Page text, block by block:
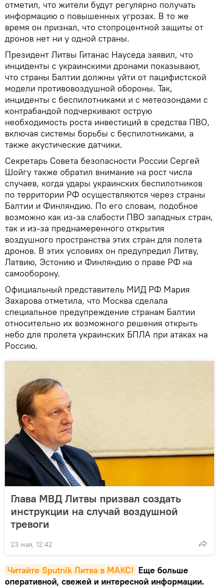
отметил, что жители будут регулярно получать
информацию о повышенных угрозах. В то же
время он признал, что стопроцентной защиты от
дронов нет ни у одной страны.
Президент Литвы Гитанас Науседа заявил, что
инциденты с украинскими дронами показывают,
что страны Балтии должны уйти от пацифистской
модели противовоздушной обороны. Так,
инциденты с беспилотниками и с метеозондами с
контрабандой подчеркивают острую
необходимость роста инвестиций в средства ПВО,
включая системы борьбы с беспилотниками, а
также акустические датчики.
Секретарь Совета безопасности России Сергей
Шойгу также обратил внимание на рост числа
случаев, когда удары украинских беспилотников
по территории РФ осуществляются через страны
Балтии и Финляндию. По его словам, подобное
возможно как из-за слабости ПВО западных стран,
так и из-за преднамеренного открытия
воздушного пространства этих стран для полета
дронов. В этих условиях он предупредил Литву,
Латвию, Эстонию и Финляндию о праве РФ на
самооборону.
Официальный представитель МИД РФ Мария
Захарова отметила, что Москва сделала
специальное предупреждение странам Балтии
относительно их возможного решения открыть
небо для пролета украинских БПЛА при атаках на
Россию.
Глава МВД Литвы призвал создать
инструкции на случай воздушной
тревоги
23 мая, 12:42
Читайте Sputnik Литва в MAКС! Еще больше
оперативной, свежей и интересной информации.